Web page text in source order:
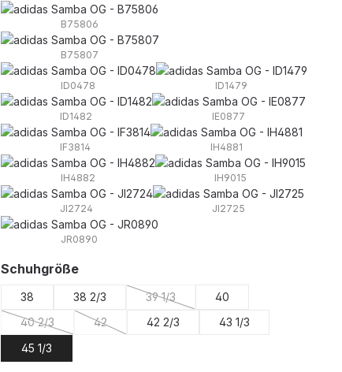
B75806
B75807
ID0478 ID1479
ID1482 IE0877
IF3814 IH4881
IH4882 IH9015
JI2724 JI2725
JR0890
Schuhgrößeauswählen
38 38 2/3 39 1/3
(Diese Option ist zurzeit nicht
40
40 2/3
(Diese Option ist zurzeit nicht verfügbar.)
42
(Diese Option ist zurzeit nicht verfügbar.)
42 2/3
43 1/3
45 1/3